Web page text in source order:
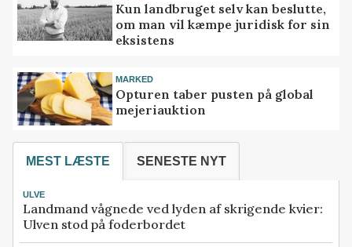
Kun landbruget selv kan beslutte,
om man vil kæmpe juridisk for sin
eksistens
MARKED
Opturen taber pusten på global
mejeriauktion
MEST LÆSTE SENESTE NYT
ULVE
Landmand vågnede ved lyden af skrigende kvier:
Ulven stod på foderbordet